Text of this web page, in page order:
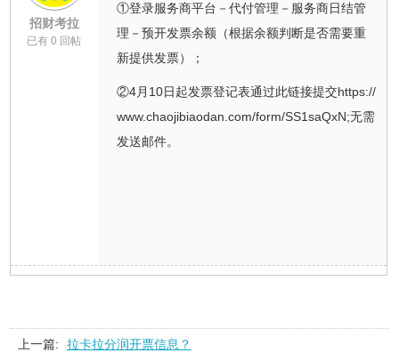
招财考拉
已有 0 回帖
①登录服务商平台－代付管理－服务商日结管
理－预开发票余额（根据余额判断是否需要重
新提供发票）；
②4月10日起发票登记表通过此链接提交https://
www.chaojibiaodan.com/form/SS1saQxN;无需
发送邮件。
上一篇:
拉卡拉分润开票信息？